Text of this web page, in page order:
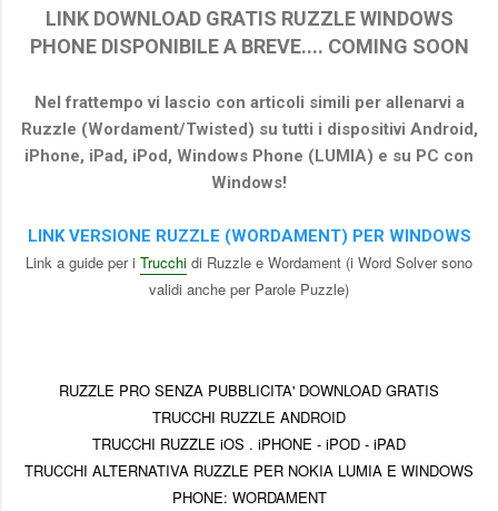
LINK DOWNLOAD GRATIS RUZZLE WINDOWS
PHONE DISPONIBILE A BREVE.... COMING SOON
Nel frattempo vi lascio con articoli simili per allenarvi a
Ruzzle (Wordament/Twisted) su tutti i dispositivi Android,
iPhone, iPad, iPod, Windows Phone (LUMIA) e su PC con
Windows!
LINK VERSIONE RUZZLE (WORDAMENT) PER WINDOWS
Link a guide per i Trucchi di Ruzzle e Wordament (i Word Solver sono
validi anche per Parole Puzzle)
RUZZLE PRO SENZA PUBBLICITA' DOWNLOAD GRATIS
TRUCCHI RUZZLE ANDROID
TRUCCHI RUZZLE iOS . iPHONE - iPOD - iPAD
TRUCCHI ALTERNATIVA RUZZLE PER NOKIA LUMIA E WINDOWS
PHONE: WORDAMENT